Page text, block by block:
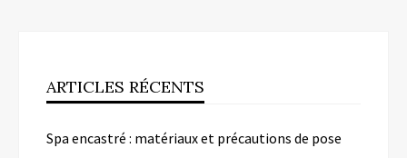
ARTICLES RÉCENTS
Spa encastré : matériaux et précautions de pose